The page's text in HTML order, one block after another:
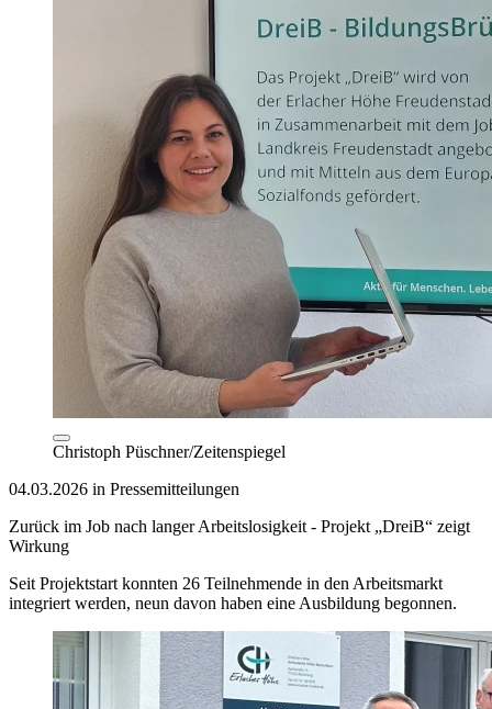
Christoph Püschner/Zeitenspiegel
04.03.2026 in Pressemitteilungen
Zurück im Job nach langer Arbeitslosigkeit - Projekt „DreiB“ zeigt
Wirkung
Seit Projektstart konnten 26 Teilnehmende in den Arbeitsmarkt
integriert werden, neun davon haben eine Ausbildung begonnen.